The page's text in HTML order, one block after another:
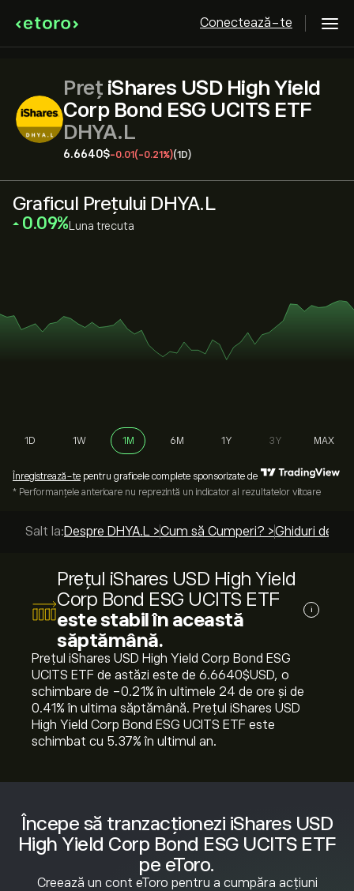
Conectează-te
Preț iShares USD High Yield
Corp Bond ESG UCITS ETF
DHYA.L
6.6640‎$‎-0.01 (-0.21%)(1D)
Începe să tranzacționezi iShares USD
High Yield Corp Bond ESG UCITS ETF
pe eToro.
Creează un cont eToro pentru a cumpăra acțiuni
Graficul Prețului DHYA.L
‎0.09‎ Luna trecuta
1D 1W 1M 6M 1Y 3Y MAX
Înregistrează-te pentru graficele complete sponsorizate de
* Performanțele anterioare nu reprezintă un indicator al rezultatelor viitoare
Salt la:Despre DHYA.L >Cum să Cumperi? >Ghiduri de
Prețul iShares USD High Yield
Corp Bond ESG UCITS ETF
este stabil în această
săptămână.
i
Prețul iShares USD High Yield Corp Bond ESG
UCITS ETF de astăzi este de 6.6640‎$‎USD, o
schimbare de ‎-0.21‎% în ultimele 24 de ore și de
‎0.41‎% în ultima săptămână. Prețul iShares USD
High Yield Corp Bond ESG UCITS ETF este
schimbat cu ‎5.37‎% în ultimul an.